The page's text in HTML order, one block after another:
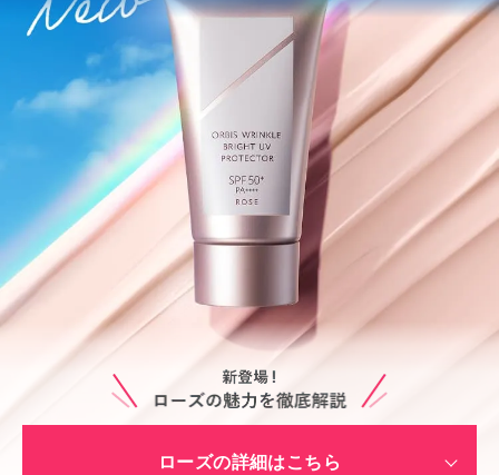
ローズの詳細はこちら